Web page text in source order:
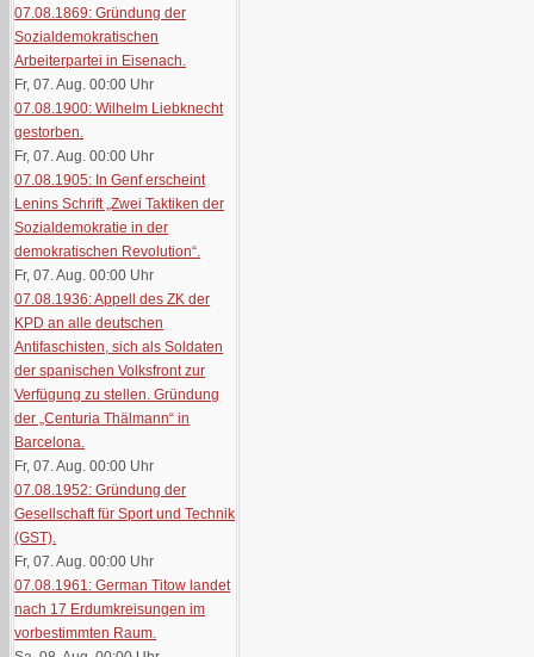
07.08.1869: Gründung der
Sozialdemokratischen
Arbeiterpartei in Eisenach.
Fr, 07. Aug. 00:00 Uhr
07.08.1900: Wilhelm Liebknecht
gestorben.
Fr, 07. Aug. 00:00 Uhr
07.08.1905: In Genf erscheint
Lenins Schrift „Zwei Taktiken der
Sozialdemokratie in der
demokratischen Revolution“.
Fr, 07. Aug. 00:00 Uhr
07.08.1936: Appell des ZK der
KPD an alle deutschen
Antifaschisten, sich als Soldaten
der spanischen Volksfront zur
Verfügung zu stellen. Gründung
der „Centuria Thälmann“ in
Barcelona.
Fr, 07. Aug. 00:00 Uhr
07.08.1952: Gründung der
Gesellschaft für Sport und Technik
(GST).
Fr, 07. Aug. 00:00 Uhr
07.08.1961: German Titow landet
nach 17 Erdumkreisungen im
vorbestimmten Raum.